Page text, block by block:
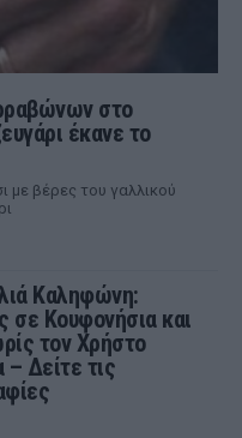
στο
έκανε το
με βέρες του γαλλικού
Καληφώνη:
σε Κουφονήσια και
τον Χρήστο
Δείτε τις